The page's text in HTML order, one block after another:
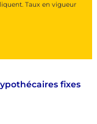
Taux en vigueur
fixes